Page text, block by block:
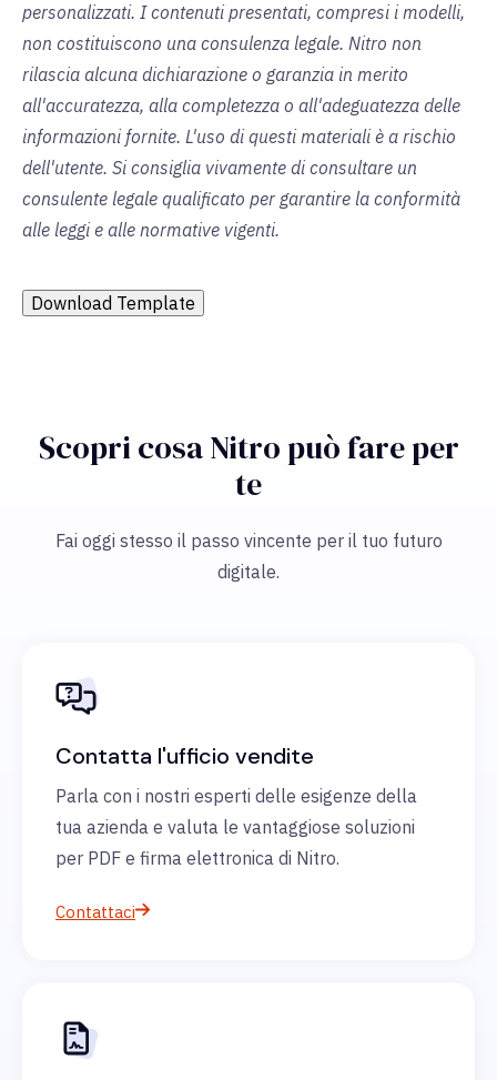
personalizzati. I contenuti presentati, compresi i modelli,
non costituiscono una consulenza legale. Nitro non
rilascia alcuna dichiarazione o garanzia in merito
all'accuratezza, alla completezza o all'adeguatezza delle
informazioni fornite. L'uso di questi materiali è a rischio
dell'utente. Si consiglia vivamente di consultare un
consulente legale qualificato per garantire la conformità
alle leggi e alle normative vigenti.
Download Template
Scopri cosa Nitro può fare per
te
Fai oggi stesso il passo vincente per il tuo futuro
digitale.
Contatta l'ufficio vendite
Parla con i nostri esperti delle esigenze della
tua azienda e valuta le vantaggiose soluzioni
per PDF e firma elettronica di Nitro.
Contattaci